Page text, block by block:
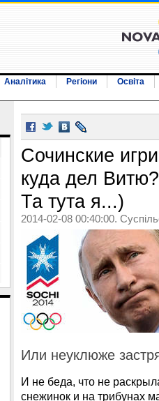
Аналітика Регіони
Освіта
Сочинские
куда дел
Та тута я...)
2014-02-08 00:40:00.
Или неуклюже
И не беда, что не
снежинок и на трибунах